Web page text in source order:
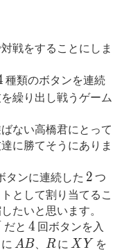
戦をすることにしま
種類のボタンを連続
繰り出し戦うゲーム
ない高橋君にとって
に勝てそうにありま
タンに連続した 2
2 つ
として割り当てるこ
たいと思います。
だと 4
4 回ボタンを入
に AB
AB、 R
Rに XY
X Y を